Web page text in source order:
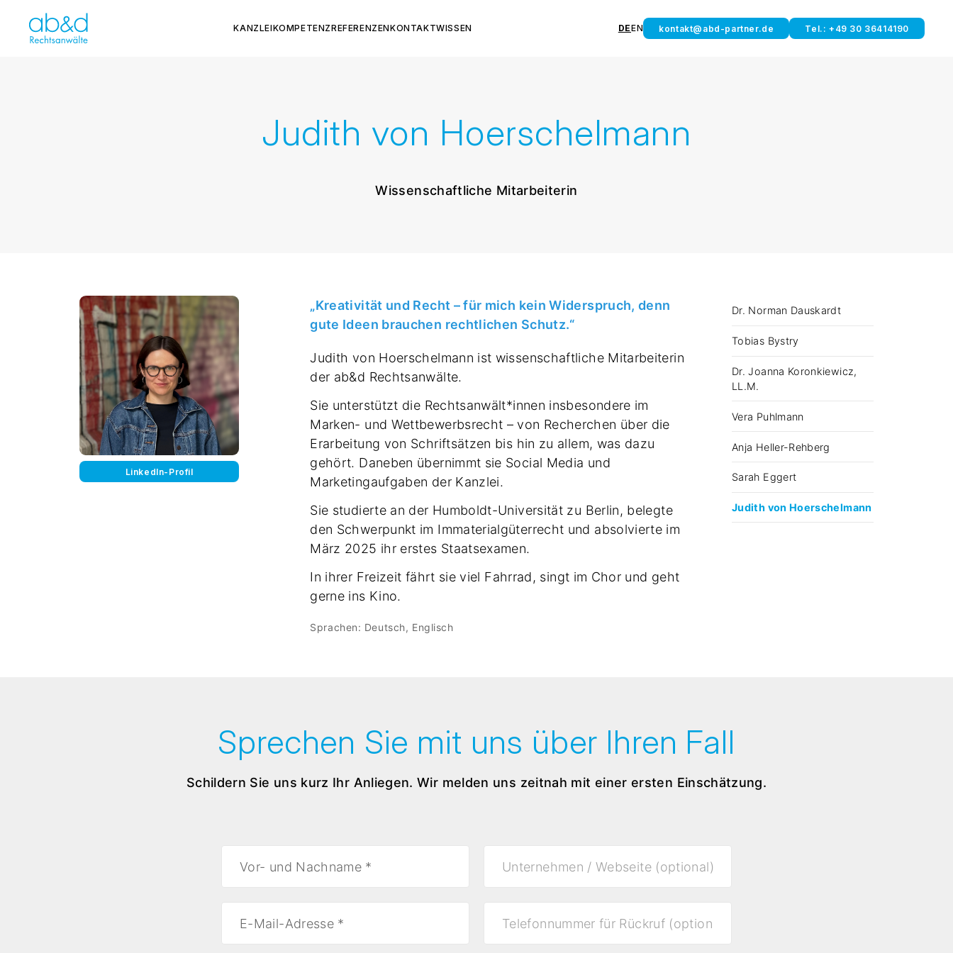
KANZLEIKOMPETENZREFERENZENKONTAKTWISSEN DEEN kontakt@abd-partner.de Tel.: +49 30 36414190
Judith von Hoerschelmann
Wissenschaftliche Mitarbeiterin
LinkedIn-Profil
„Kreativität und Recht – für mich kein Widerspruch, denn
gute Ideen brauchen rechtlichen Schutz.“
Judith von Hoerschelmann ist wissenschaftliche Mitarbeiterin
der ab&d Rechtsanwälte.
Sie unterstützt die Rechtsanwält*innen insbesondere im
Marken- und Wettbewerbsrecht – von Recherchen über die
Erarbeitung von Schriftsätzen bis hin zu allem, was dazu
gehört. Daneben übernimmt sie Social Media und
Marketingaufgaben der Kanzlei.
Sie studierte an der Humboldt-Universität zu Berlin, belegte
den Schwerpunkt im Immaterialgüterrecht und absolvierte im
März 2025 ihr erstes Staatsexamen.
In ihrer Freizeit fährt sie viel Fahrrad, singt im Chor und geht
gerne ins Kino.
Sprachen: Deutsch, Englisch
Dr. Norman Dauskardt
Tobias Bystry
Dr. Joanna Koronkiewicz,
LL.M.
Vera Puhlmann
Anja Heller-Rehberg
Sarah Eggert
Judith von Hoerschelmann
Sprechen Sie mit uns über Ihren Fall
Schildern Sie uns kurz Ihr Anliegen. Wir melden uns zeitnah mit einer ersten Einschätzung.